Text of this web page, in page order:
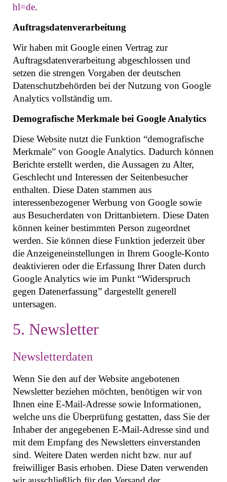
hl=de.
Auftragsdatenverarbeitung
Wir haben mit Google einen Vertrag zur
Auftragsdatenverarbeitung abgeschlossen und
setzen die strengen Vorgaben der deutschen
Datenschutzbehörden bei der Nutzung von Google
Analytics vollständig um.
Demografische Merkmale bei Google Analytics
Diese Website nutzt die Funktion “demografische
Merkmale” von Google Analytics. Dadurch können
Berichte erstellt werden, die Aussagen zu Alter,
Geschlecht und Interessen der Seitenbesucher
enthalten. Diese Daten stammen aus
interessenbezogener Werbung von Google sowie
aus Besucherdaten von Drittanbietern. Diese Daten
können keiner bestimmten Person zugeordnet
werden. Sie können diese Funktion jederzeit über
die Anzeigeneinstellungen in Ihrem Google-Konto
deaktivieren oder die Erfassung Ihrer Daten durch
Google Analytics wie im Punkt “Widerspruch
gegen Datenerfassung” dargestellt generell
untersagen.
5. Newsletter
Newsletterdaten
Wenn Sie den auf der Website angebotenen
Newsletter beziehen möchten, benötigen wir von
Ihnen eine E-Mail-Adresse sowie Informationen,
welche uns die Überprüfung gestatten, dass Sie der
Inhaber der angegebenen E-Mail-Adresse sind und
mit dem Empfang des Newsletters einverstanden
sind. Weitere Daten werden nicht bzw. nur auf
freiwilliger Basis erhoben. Diese Daten verwenden